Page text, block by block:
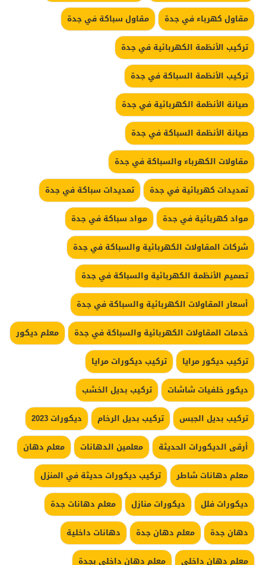
مقاول كهرباء في جدة
مقاول سباكة في جدة
تركيب الأنظمة الكهربائية في جدة
تركيب الأنظمة السباكة في جدة
صيانة الأنظمة الكهربائية في جدة
صيانة الأنظمة السباكة في جدة
مقاولات الكهرباء والسباكة في جدة
تمديدات كهربائية في جدة
تمديدات سباكة في جدة
مواد كهربائية في جدة
مواد سباكة في جدة
شركات المقاولات الكهربائية والسباكة في جدة
تصميم الأنظمة الكهربائية والسباكة في جدة
أسعار المقاولات الكهربائية والسباكة في جدة
خدمات المقاولات الكهربائية والسباكة في جدة
معلم ديكور
تركيب ديكور مرايا
تركيب ديكورات مرايا
ديكور خلفيات شاشات
تركيب بديل الخشب
تركيب بديل الجبس
تركيب بديل الرخام
ديكورات 2023
أرقى الديكورات الحديثة
معلمين الدهانات
معلم دهان
معلم دهانات شاطر
تركيب ديكورات حديثة في المنزل
ديكورات فلل
ديكورات منازل
معلم دهانات جدة
دهان جدة
معلم دهان جدة
دهانات داخلية
معلم دهان داخلي
معلم دهان داخلي بجدة